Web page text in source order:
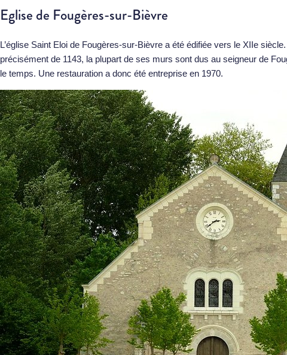
Eglise de Fougères-sur-Bièvre
L’église Saint Eloi de Fougères-sur-Bièvre a été édifiée vers le XIIe
précisément de 1143, la plupart de ses murs sont dus au seigneur de
le temps. Une restauration a donc été entreprise en 1970.